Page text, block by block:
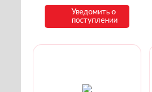
Уведомить о
поступлении